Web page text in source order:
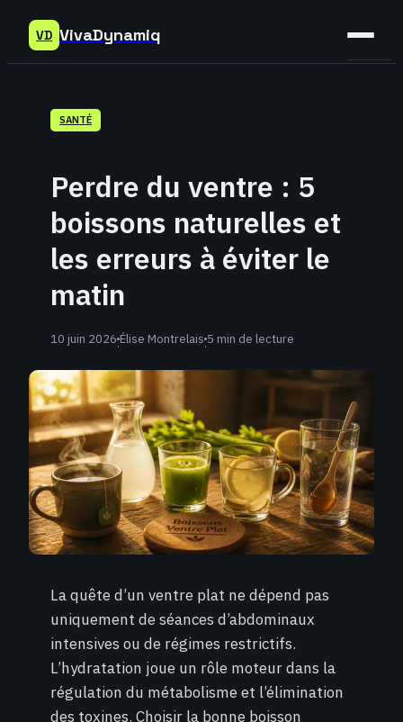
VD VivaDynamiq
SANTÉ
Perdre du ventre : 5
boissons naturelles et
les erreurs à éviter le
matin
10 juin 2026·Élise Montrelais·5 min de lecture
La quête d’un ventre plat ne dépend pas
uniquement de séances d’abdominaux
intensives ou de régimes restrictifs.
L’hydratation joue un rôle moteur dans la
régulation du métabolisme et l’élimination
des toxines. Choisir la bonne boisson